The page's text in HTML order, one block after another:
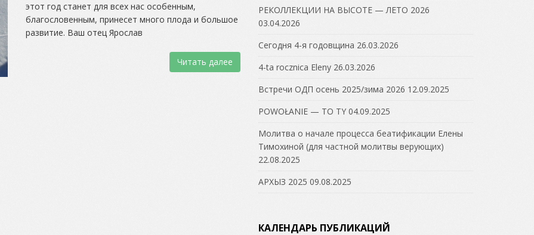
этот год станет для всех нас особенным,
благословенным, принесет много плода и большое
развитие. Ваш отец Ярослав
Читать далее
РЕКОЛЛЕКЦИИ НА ВЫСОТЕ — ЛЕТО 2026
03.04.2026
Сегодня 4-я годовщина 26.03.2026
4-ta rocznica Eleny 26.03.2026
Встречи ОДП осень 2025/зима 2026 12.09.2025
POWOŁANIE — TO TY 04.09.2025
Молитва о начале процесса беатификации Елены
Тимохиной (для частной молитвы верующих)
22.08.2025
АРХЫЗ 2025 09.08.2025
КАЛЕНДАРЬ ПУБЛИКАЦИЙ